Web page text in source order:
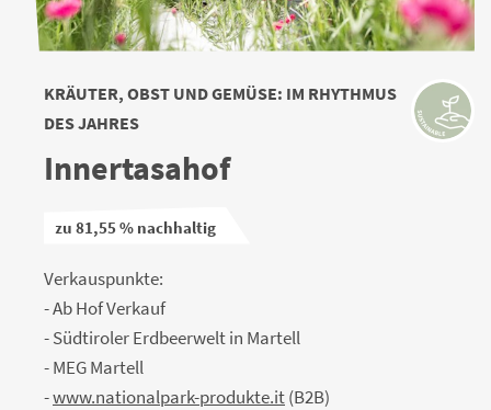
KRÄUTER, OBST UND GEMÜSE: IM RHYTHMUS
DES JAHRES
Innertasahof
zu 81,55 % nachhaltig
Verkauspunkte:
- Ab Hof Verkauf
- Südtiroler Erdbeerwelt in Martell
- MEG Martell
-www.nationalpark-produkte.it(B2B)